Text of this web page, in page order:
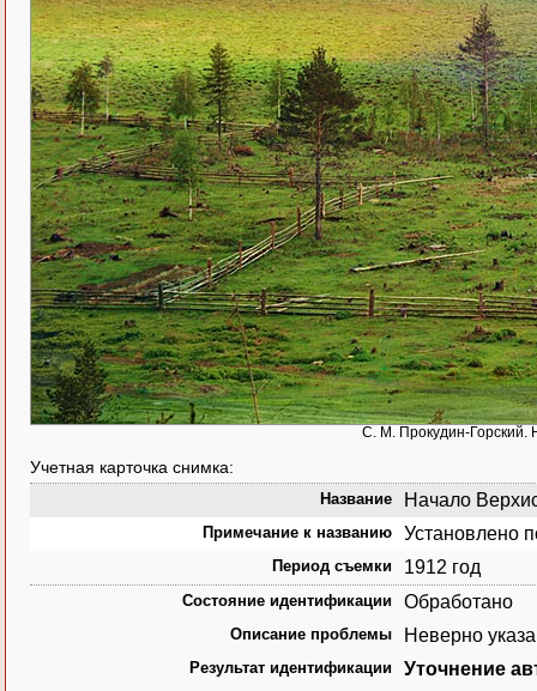
С. М. Прокудин-Горский.
Учетная карточка снимка:
Название Начало
Примечание к названию Установлено
Период съемки 1912 год
Состояние идентификации Обработано
Описание проблемы Неверно
Результат идентификации Уточнение